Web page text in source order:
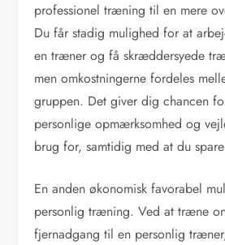
professionel træning til en mere
Du får stadig mulighed for at
en træner og få skræddersyede
men omkostningerne fordeles
gruppen. Det giver dig chancen
personlige opmærksomhed og
brug for, samtidig med at du
En anden økonomisk favorabel
personlig træning. Ved at træne
fjernadgang til en personlig